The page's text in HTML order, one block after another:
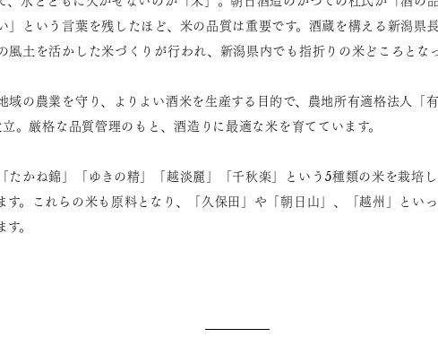
」という言葉を残したほど、米の品質は重要です。酒蔵を構える新潟県
風土を活かした米づくりが行われ、新潟県内でも指折りの米どころとなっ
域の農業を守り、よりよい酒米を生産する目的で、農地所有適格法人「
。厳格な品質管理のもと、酒造りに最適な米を育てています。
たかね錦」「ゆきの精」「越淡麗」「千秋楽」という5種類の米を栽培
す。これらの米も原料となり、「久保田」や「朝日山」、「越州」とい
。